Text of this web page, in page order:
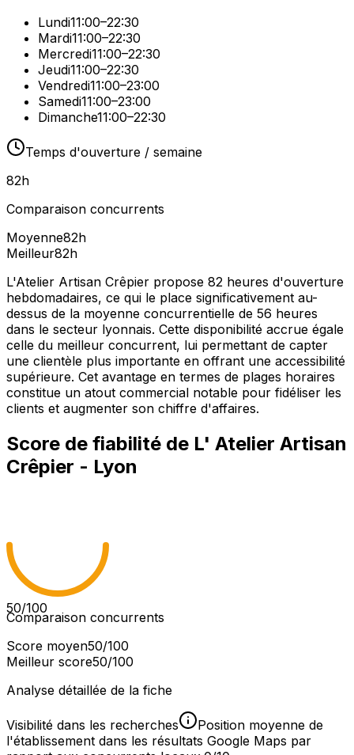
Lundi11:00–22:30
Mardi11:00–22:30
Mercredi11:00–22:30
Jeudi11:00–22:30
Vendredi11:00–23:00
Samedi11:00–23:00
Dimanche11:00–22:30
Temps d'ouverture / semaine
82h
Comparaison concurrents
Moyenne82h
Meilleur82h
L'Atelier Artisan Crêpier propose 82 heures d'ouverture
hebdomadaires, ce qui le place significativement au-
dessus de la moyenne concurrentielle de 56 heures
dans le secteur lyonnais. Cette disponibilité accrue égale
celle du meilleur concurrent, lui permettant de capter
une clientèle plus importante en offrant une accessibilité
supérieure. Cet avantage en termes de plages horaires
constitue un atout commercial notable pour fidéliser les
clients et augmenter son chiffre d'affaires.
Score de fiabilité de L' Atelier Artisan
Crêpier - Lyon
50/100
Comparaison concurrents
Score moyen50/100
Meilleur score50/100
Analyse détaillée de la fiche
Visibilité dans les recherches
Position moyenne de
l'établissement dans les résultats Google Maps par